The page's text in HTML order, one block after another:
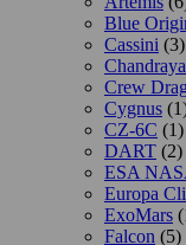
Blue
Cassini (3)
Crew
Cygnus
CZ-6C (1)
DART (2)
ESA
Europa
ExoMars
Falcon (5)